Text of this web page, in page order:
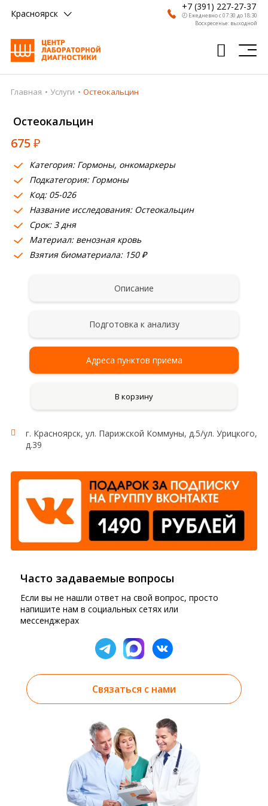
Красноярск
+7 (391) 227-27-37
🕗 Ежедневно с 07:30 до 18:30
Воскресенье: выходной
Главная
Анализы
Врачи
Получить результат
Пациентам
О компании
Где сдать
Главная Услуги Остеокальцин
Остеокальцин
675₽
Категория: Гормоны, онкомаркеры
Подкатегория: Гормоны
Код: 05-026
Название исследования: Остеокальцин
Срок: 3 дня
Материал: венозная кровь
Взятия биоматериала: 150 ₽
Описание
Подготовка к анализу
Адреса пунктов приема
В корзину
г. Красноярск, ул. Парижской Коммуны, д.5/ул. Урицкого,
д.39
Часто задаваемые вопросы
Если вы не нашли ответ на свой вопрос, просто
напишите нам в социальных сетях или
мессенджерах
Связаться с нами